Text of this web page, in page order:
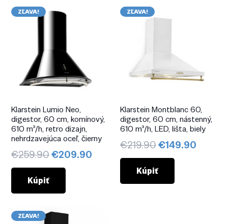
ZĽAVA!
Klarstein Lumio Neo,
digestor, 60 cm, komínový,
610 m³/h, retro dizajn,
nehrdzavejúca oceľ, čierny
€259.90Pôvodná
cena
€259.90.
€209.90
Kúpiť
ZĽAVA!
Klarstein Montblanc 60,
digestor, 60 cm, nástenný,
610 m³/h, LED, lišta, biely
€219.90Pôvodná
cena
bola:
€219.90.
€149.90
Kúpiť
ZĽAVA!